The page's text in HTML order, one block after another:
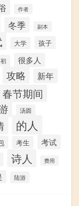
作者
冬季 副本
大学 孩子
很多人
攻略 新年
春节期间
汤圆
的人
考生 考试
诗人 费用
陆游